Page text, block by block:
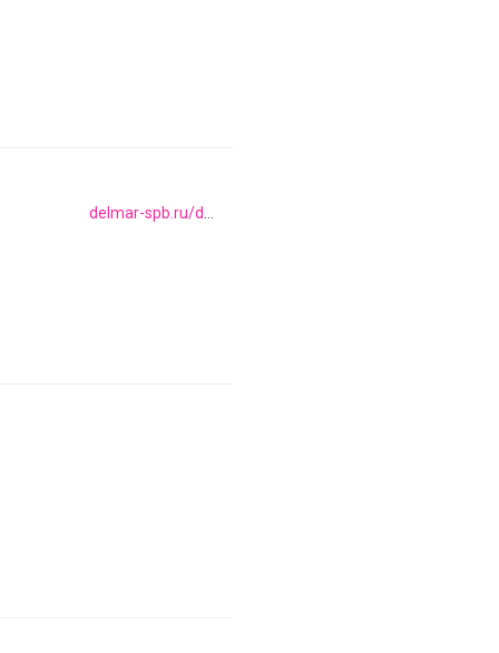
delmar-spb.ru/delmar-delmar-balkanskaya-ulica-17